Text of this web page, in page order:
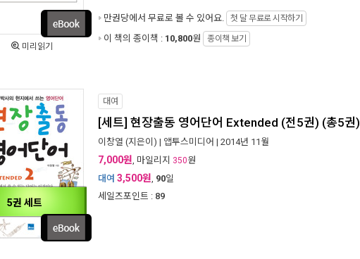
미리읽기
만권당에서 무료로 볼 수 있어요. 첫 달 무료로 시작하기
이 책의 종이책 : 10,800원 종이책 보기
5권 세트
대여
[세트] 현장출동 영어단어 Extended (전5권) (총5권)
이창열 (지은이) | 앱투스미디어 | 2014년 11월
7,000원, 마일리지 350원
대여 3,500원, 90일
세일즈포인트 : 89